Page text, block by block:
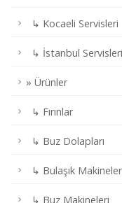
↳ Kocaeli Servisleri
↳ İstanbul Servisleri
» Ürünler
↳ Fırınlar
↳ Buz Dolapları
↳ Bulaşık
↳ Buz Makineleri